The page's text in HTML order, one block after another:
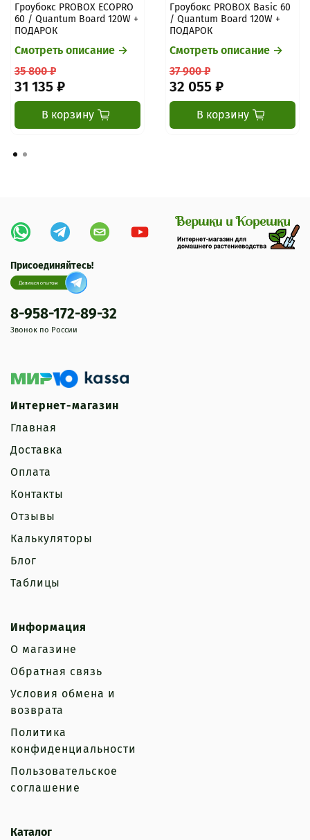
Гроубокс PROBOX ECOPRO
60 / Quantum Board 120W +
ПОДАРОК
Смотреть описание →
35 800 ₽
31 135 ₽
В корзину
Гроубокс PROBOX Basic 60
/ Quantum Board 120W +
ПОДАРОК
Смотреть описание →
37 900 ₽
32 055 ₽
В корзину
Интернет-магазин
Главная
Доставка
Оплата
Контакты
Отзывы
Калькуляторы
Блог
Таблицы
Информация
О магазине
Обратная связь
Условия обмена и
возврата
Политика
конфиденциальности
Пользовательское
соглашение
Каталог
Присоединяйтесь!
8-958-172-89-32
Звонок по России